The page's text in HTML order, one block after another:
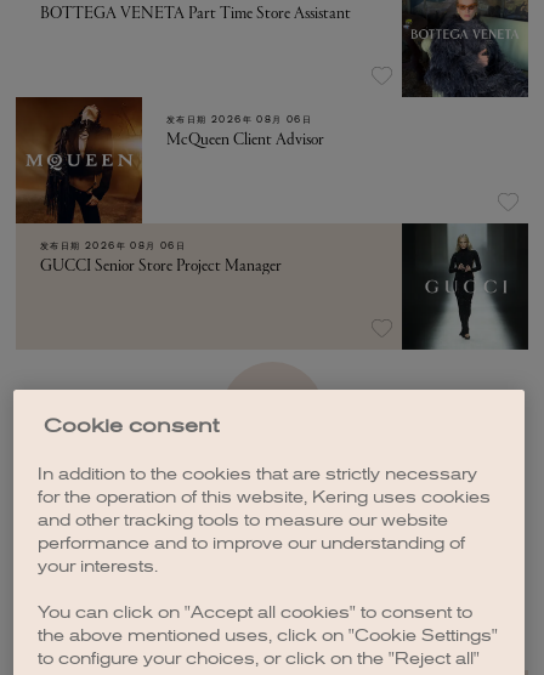
BOTTEGA VENETA Part Time Store Assistant
发布日期 2026年 08月 06日
McQueen Client Advisor
发布日期 2026年 08月 06日
GUCCI Senior Store Project Manager
Cookie consent
In addition to the cookies that are strictly necessary
for the operation of this website, Kering uses cookies
and other tracking tools to measure our website
performance and to improve our understanding of
your interests.
You can click on "Accept all cookies" to consent to
the above mentioned uses, click on "Cookie Settings"
to configure your choices, or click on the "Reject all"